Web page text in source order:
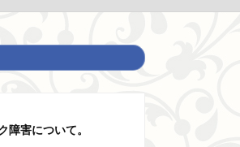
障害について。